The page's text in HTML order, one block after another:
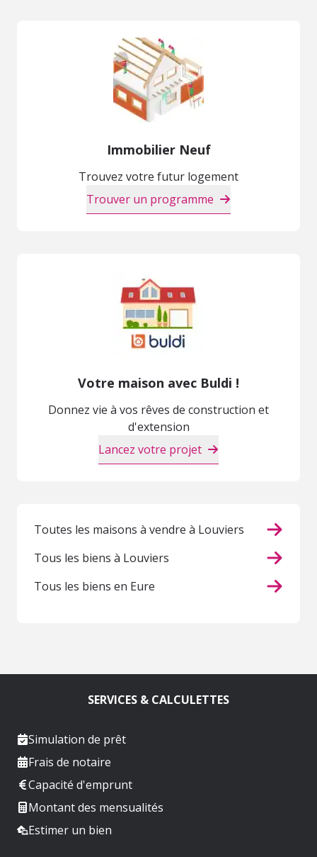
Immobilier Neuf
Trouvez votre futur logement
Trouver un programme
Votre maison avec Buldi !
Donnez vie à vos rêves de construction et
d'extension
Lancez votre projet
Toutes les maisons à vendre à Louviers
Tous les biens à Louviers
Tous les biens en Eure
SERVICES & CALCULETTES
Simulation de prêt
Frais de notaire
Capacité d'emprunt
Montant des mensualités
Estimer un bien